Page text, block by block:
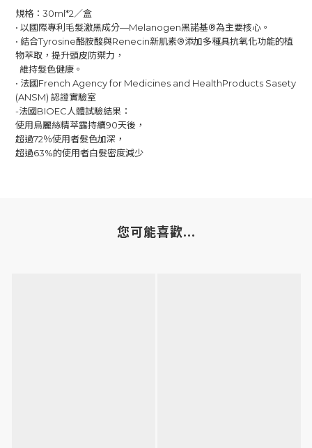
規格：30ml*2／盒
• 以國際專利毛髮激黑成分—Melanogen黑諾基®為主要核心。
• 結合Tyrosine酪胺酸與Renecin新肌素®添加多種具抗氧化功能的植
物萃取，提升頭皮防禦力，
維持髮色健康。
• 法國French Agency for Medicines and HealthProducts Sasety
(ANSM) 認證實驗室
-法國BIOEC人體試驗結果：
使用烏麗絲精萃露持續90天後，
超過72％使用者髮色加深，
超過63%的使用者白髮密度減少
您可能喜歡...